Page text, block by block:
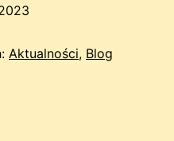
Aktualności, Blog